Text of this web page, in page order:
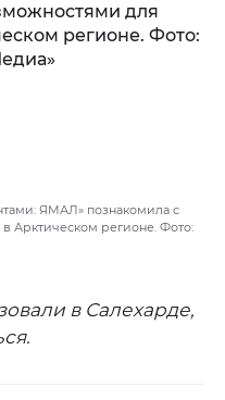
ЯМАЛ» познакомила с
Арктическом регионе. Фото:
в Салехарде,